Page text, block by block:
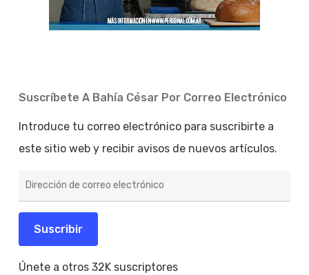
Suscríbete A Bahía César Por Correo Electrónico
Introduce tu correo electrónico para suscribirte a
este sitio web y recibir avisos de nuevos artículos.
de
electrónico
Suscribir
Únete a otros 32K suscriptores